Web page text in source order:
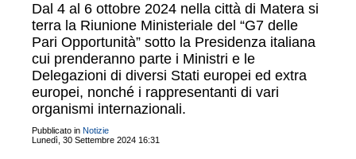
Dal 4 al 6 ottobre 2024 nella città di Matera si
terra la Riunione Ministeriale del “G7 delle
Pari Opportunità” sotto la Presidenza italiana
cui prenderanno parte i Ministri e le
Delegazioni di diversi Stati europei ed extra
europei, nonché i rappresentanti di vari
organismi internazionali.
Pubblicato in Notizie
Lunedì, 30 Settembre 2024 16:31